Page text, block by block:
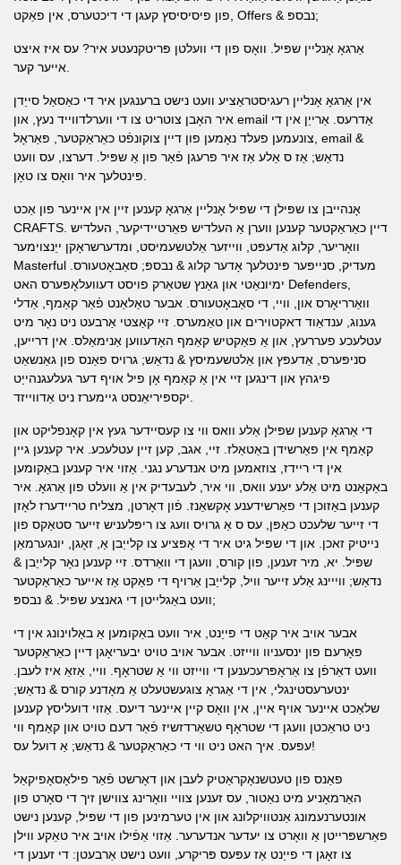
פון פיסיסיסץ קעגן די דיכטערס, אין פאַקט, Offers & נבספּ;
אַרגאָ אָנליין שפּיל. וואָס פון די וועלטן פּריטקנעטע איר? עס איז איצט
אין אַרגאָ אָנליין רעגיסטראַציע וועט נישט ברענגען איר די כאַסאַל סייַדן
איר האָבן צוטריט צו די ווערלדווייד נעץ, און email אַדרעס. אַרייַן אין די
צונעמען פעלד נאָמען פון דיין צוקונפֿט כאַראַקטער, פּאַראָל, email &
נדאַש; אַז ס אַלע אַז איר פרעגן פֿאַר פון אַ שפּיל. דערצו, עס וועט
אָנהייבן צו שפּילן די שפּיל אָנליין אַרגאָ קענען זיין אין איינער פון אַכט
CRAFTS. דיין כאַראַקטער קענען ווערן אַ העלדיש פאַרטיידיקער, העלדיש
וואָריער, קלוג אַדעפּט, ווייזער אַלטשעמיסט, ומדערשראָקן ייַנצוימער
Masterful מעדיק, סנייפּער פּינטלעך אָדער קלוג & נבספּ; סאַבאָטעורס.
ימיונאַטי און גאַנץ שטאַרק פויסט דעוועלאָפּערס האט Defenders,
וואַרריאָרס און, וויי, די סאַבאָטעורס. אבער טאַלאַנט פֿאַר קאַמף, אַדלי
גענוג, ענדאַוד דאקטוירים און טאַמערס. זיי קאַצטי אַרבעט ניט נאָר מיט
עטלעכע פעררעץ, און אַ פאַקטיש קאַמף האָדעווען אַנימאַלס. אין דרייען,
סניפּערס, אַדעפּץ און אַלטשעמיסץ & נדאַש; גרויס פאַנס פון גאַנשאַט
פיגהץ און דינגען זיי אין אַ קאַמף אָן פיל אויף דער געלעגנהייַט
די אַרגאָ קענען שפּילן אַלע וואס ווי צו קעסיידער געץ אין קאָנפליקט און
קאַמף אין פאַרשידן באַטאַלז. זיי, אגב, קען זיין עטלעכע. איר קענען גיין
אין די ריידז, צוזאמען מיט אנדערע נגני. אַזוי איר קענען באַקומען
באַקאַנט מיט אַלע יענע וואס, ווי איר, לעבעדיק אין אַ וועלט פון אַרגאָ. איר
קענען באַזוכן די פאַרשידענע אָקשאַנז. פֿון דאָרטן, מצליח טריידערז לאָזן
די זייער שלעכט כאַפּן, עס ס אַ גרויס וועג צו ריפּלעניש זייער סטאַקס פון
נייטיק זאכן. און די שפּיל גיט איר די אָפּציע צו קלייַבן אַ, זאָגן, יונגערמאַן
שפּיל. יא, מיר זענען, פון קורס, וועגן די וואַרדס. זיי קענען נאָר קלייַבן &
נדאַש; ווייינג אַלע זייער וויל, קלייַבן אַרויף די פאַקט אַז אייער כאַראַקטער
וועט באַגלייטן די גאנצע שפּיל. & נבספּ;
אבער אויב איר קאַט די פייַנט, איר וועט באַקומען אַ באַלוינונג אין די
פאָרעם פון ינסעניוו ווייזט. אבער אויב טויט יבעריאָגן דיין כאַראַקטער
וועט דאַרפֿן צו אַראָפּרעכענען די ווייזט ווי אַ שטראָף. וויי, אַזאַ איז לעבן.
ינטערעסטינגלי, אין די אַגראָ צוגעשטעלט אַ מאָדנע קורס & נדאַש;
שלאַכט איינער אויף איין, אין וואָס קיין איינער דיעס. אַזוי דועליסץ קענען
ניט טראַכטן וועגן די שטראָף טשאַרדזשיז פֿאַר דעם טויט און קאַמף ווי
עפּעס. איך האט ניט ווי די כאַראַקטער & נדאַש; אַ דועל עס!
פאַנס פון טעטשנאָקראַטיק לעבן און דאָרשט פֿאַר פילאָסאָפיקאַל
האַרמאָניע מיט נאַטור, עס זענען צוויי וואָרינג צווישן זיך די סאָרט פון
אונטערנעמונג אַנטוויקלונג און אין טערמינען פון די שפּיל, קענען נישט
פאַרשפּרייטן אַ וואָרט צו יעדער אנדערער. אַזוי אַפֿילו אויב איר טאַקע ווילן
צו זאָגן די פייַנט אַז עפּעס פּריקרע, וועט נישט אַרבעטן: די זענען די